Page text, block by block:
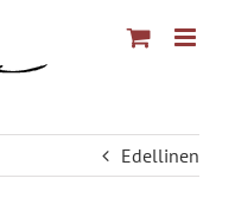
Edellinen